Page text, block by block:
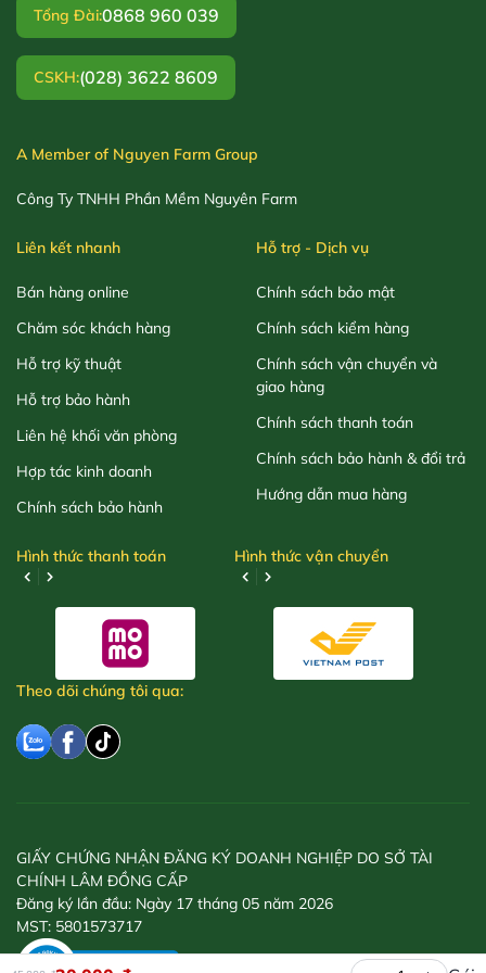
Tổng Đài:0868 960 039
CSKH:(028) 3622 8609
A Member of Nguyen Farm Group
Công Ty TNHH Phần Mềm Nguyên Farm
Liên kết nhanh
Bán hàng online
Chăm sóc khách hàng
Hỗ trợ kỹ thuật
Hỗ trợ bảo hành
Liên hệ khối văn phòng
Hợp tác kinh doanh
Chính sách bảo hành
Hỗ trợ - Dịch vụ
Chính sách bảo mật
Chính sách kiểm hàng
Chính sách vận chuyển và
giao hàng
Chính sách thanh toán
Chính sách bảo hành & đổi trả
Hướng dẫn mua hàng
Hình thức thanh toán Hình thức vận chuyển
Theo dõi chúng tôi qua:
GIẤY CHỨNG NHẬN ĐĂNG KÝ DOANH NGHIỆP DO SỞ TÀI
CHÍNH LÂM ĐỒNG CẤP
Đăng ký lần đầu: Ngày 17 tháng 05 năm 2026
MST: 5801573717